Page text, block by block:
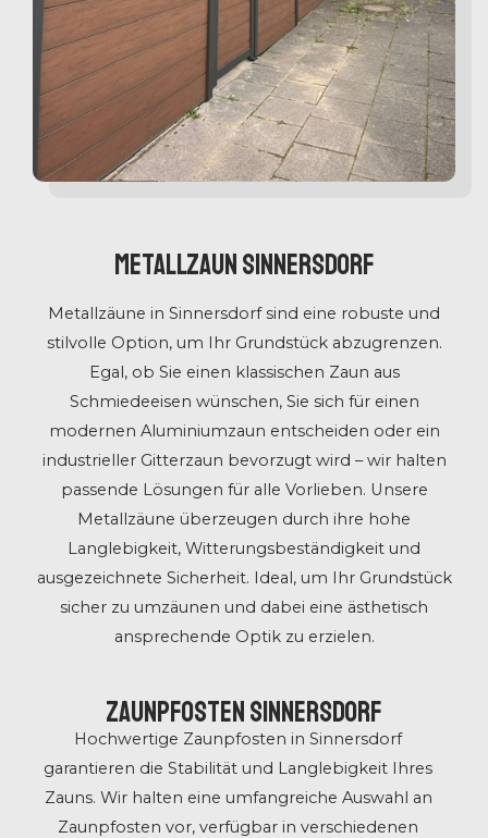
Metallzaun Sinnersdorf
Metallzäune in Sinnersdorf sind eine robuste und
stilvolle Option, um Ihr Grundstück abzugrenzen.
Egal, ob Sie einen klassischen Zaun aus
Schmiedeeisen wünschen, Sie sich für einen
modernen Aluminiumzaun entscheiden oder ein
industrieller Gitterzaun bevorzugt wird – wir halten
passende Lösungen für alle Vorlieben. Unsere
Metallzäune überzeugen durch ihre hohe
Langlebigkeit, Witterungsbeständigkeit und
ausgezeichnete Sicherheit. Ideal, um Ihr Grundstück
sicher zu umzäunen und dabei eine ästhetisch
ansprechende Optik zu erzielen.
Zaunpfosten Sinnersdorf
Hochwertige Zaunpfosten in Sinnersdorf
garantieren die Stabilität und Langlebigkeit Ihres
Zauns. Wir halten eine umfangreiche Auswahl an
Zaunpfosten vor, verfügbar in verschiedenen